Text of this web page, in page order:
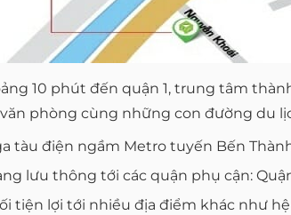
10 phút đến quận 1, trung tâm
phòng cùng những con đường du
tàu điện ngầm Metro tuyến Bến
lưu thông tới các quận phụ cận: Quận
tiện lợi tới nhiều địa điểm khác như